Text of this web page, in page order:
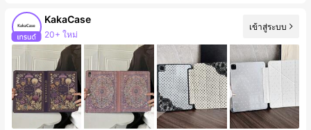
KakaCase
20+ ใหม่
เข้าสู่ระบบ